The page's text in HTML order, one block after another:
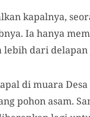
kapalnya,
Ia hanya
lebih dari
di muara
pohon asam.